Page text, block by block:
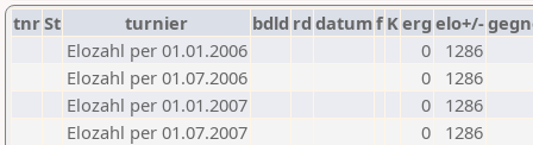
tnrSt turnier bdld rd datumf Kerg elo+/-
Elozahl per 01.01.2006
0
1286
Elozahl per 01.07.2006
0
1286
Elozahl per 01.01.2007
0
1286
Elozahl per 01.07.2007
0
1286